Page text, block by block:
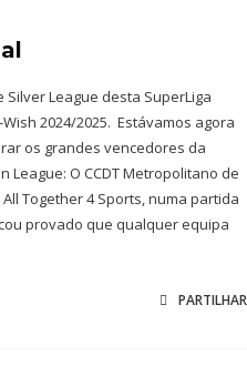
Silver League desta SuperLiga
2024/2025. Estávamos agora
os grandes vencedores da
League: O CCDT Metropolitano de
Together 4 Sports, numa partida
provado que qualquer equipa
PARTILHAR